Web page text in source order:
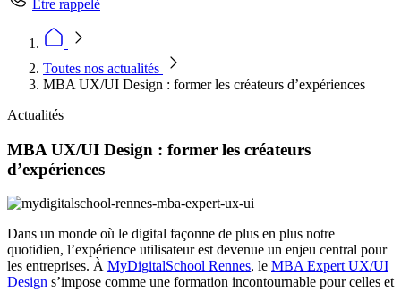
Être rappelé
Toutes nos actualités
MBA UX/UI Design : former les créateurs d’expériences
Actualités
MBA UX/UI Design : former les créateurs
d’expériences
Dans un monde où le digital façonne de plus en plus notre
quotidien, l’expérience utilisateur est devenue un enjeu central pour
les entreprises. À MyDigitalSchool Rennes, le MBA Expert UX/UI
Design s’impose comme une formation incontournable pour celles et